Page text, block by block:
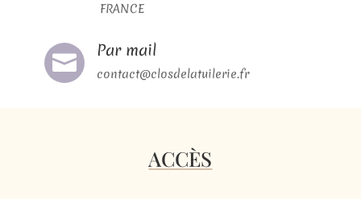
FRANCE

Par mail
contact@closdelatuilerie.fr
ACCÈS